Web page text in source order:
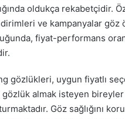
oldukça rekabetçidir.
ve kampanyalar göz
fiyat-performans
gözlükleri, uygun fiyatlı
gözlük almak isteyen
Göz sağlığını